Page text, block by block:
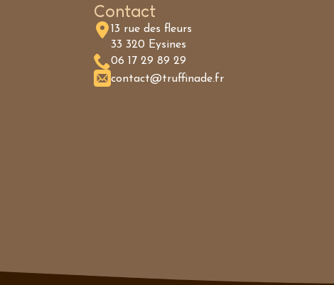
Contact
13 rue des fleurs
33 320 Eysines
06 17 29 89 29
contact@truffinade.fr